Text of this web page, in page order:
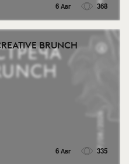
6 Авг 368
BRUNCH
6 Авг 335